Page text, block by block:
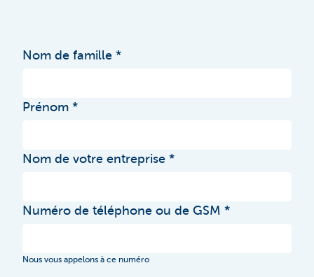
Nom de famille
Prénom
Nom de votre entreprise
Numéro de téléphone ou de GSM
Nous vous appelons à ce numéro